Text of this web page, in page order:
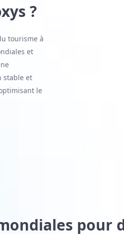
?
tourisme à
et
stable et
le
pour